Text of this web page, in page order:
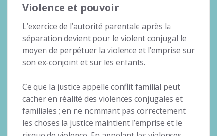
Violence et pouvoir
L’exercice de l’autorité parentale après la
séparation devient pour le violent conjugal le
moyen de perpétuer la violence et l’emprise sur
son ex-conjoint et sur les enfants.
Ce que la justice appelle conflit familial peut
cacher en réalité des violences conjugales et
familiales ; en ne nommant pas correctement
les choses la justice maintient l’emprise et le